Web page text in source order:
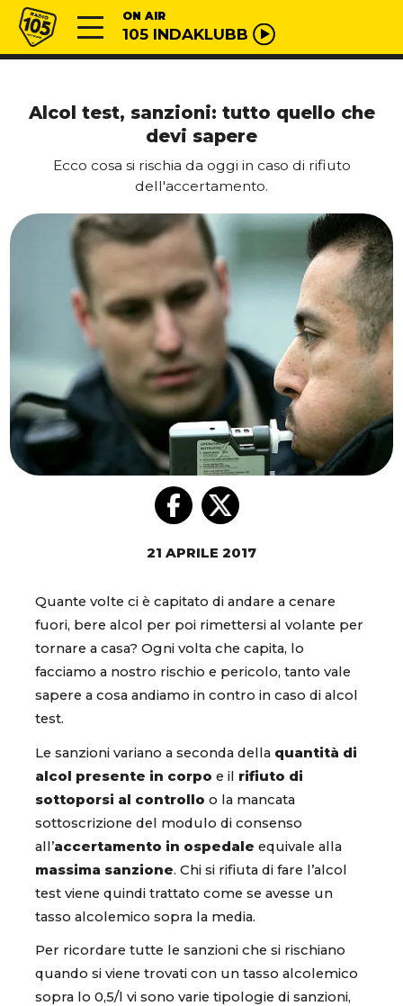
Vai al contenuto
Radio 105 ON AIR
105 INDAKLUBB
Alcol test, sanzioni: tutto quello che
devi sapere
Ecco cosa si rischia da oggi in caso di rifiuto
dell'accertamento.
21 APRILE 2017
Quante volte ci è capitato di andare a cenare
fuori, bere alcol per poi rimettersi al volante per
tornare a casa? Ogni volta che capita, lo
facciamo a nostro rischio e pericolo, tanto vale
sapere a cosa andiamo in contro in caso di alcol
test.
Le sanzioni variano a seconda della quantità di
alcol presente in corpo e il rifiuto di
sottoporsi al controllo o la mancata
sottoscrizione del modulo di consenso
all’accertamento in ospedale equivale alla
massima sanzione. Chi si rifiuta di fare l’alcol
test viene quindi trattato come se avesse un
tasso alcolemico sopra la media.
Per ricordare tutte le sanzioni che si rischiano
quando si viene trovati con un tasso alcolemico
sopra lo 0,5/l vi sono varie tipologie di sanzioni,